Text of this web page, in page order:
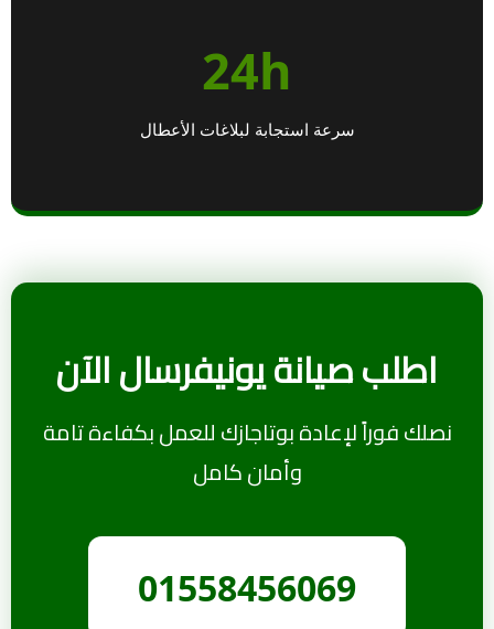
24h
سرعة استجابة لبلاغات الأعطال
اطلب صيانة يونيفرسال الآن
نصلك فوراً لإعادة بوتاجازك للعمل بكفاءة تامة
وأمان كامل
01558456069